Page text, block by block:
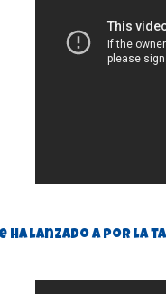
ha lanzado a por